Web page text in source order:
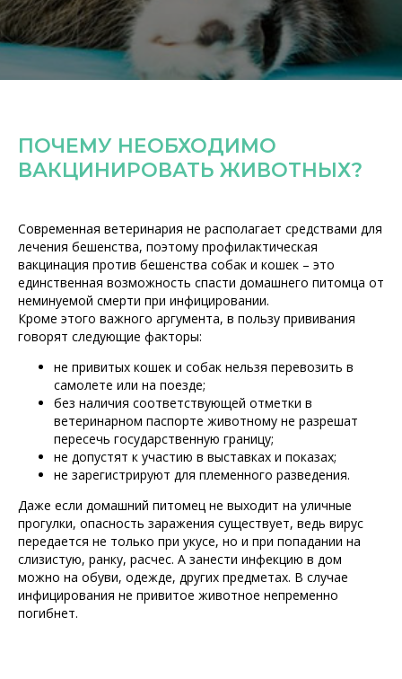
ПОЧЕМУ НЕОБХОДИМО
ВАКЦИНИРОВАТЬ ЖИВОТНЫХ?
Современная ветеринария не располагает средствами для
лечения бешенства, поэтому профилактическая
вакцинация против бешенства собак и кошек – это
единственная возможность спасти домашнего питомца от
неминуемой смерти при инфицировании.
Кроме этого важного аргумента, в пользу прививания
говорят следующие факторы:
не привитых кошек и собак нельзя перевозить в
самолете или на поезде;
без наличия соответствующей отметки в
ветеринарном паспорте животному не разрешат
пересечь государственную границу;
не допустят к участию в выставках и показах;
не зарегистрируют для племенного разведения.
Даже если домашний питомец не выходит на уличные
прогулки, опасность заражения существует, ведь вирус
передается не только при укусе, но и при попадании на
слизистую, ранку, расчес. А занести инфекцию в дом
можно на обуви, одежде, других предметах. В случае
инфицирования не привитое животное непременно
погибнет.